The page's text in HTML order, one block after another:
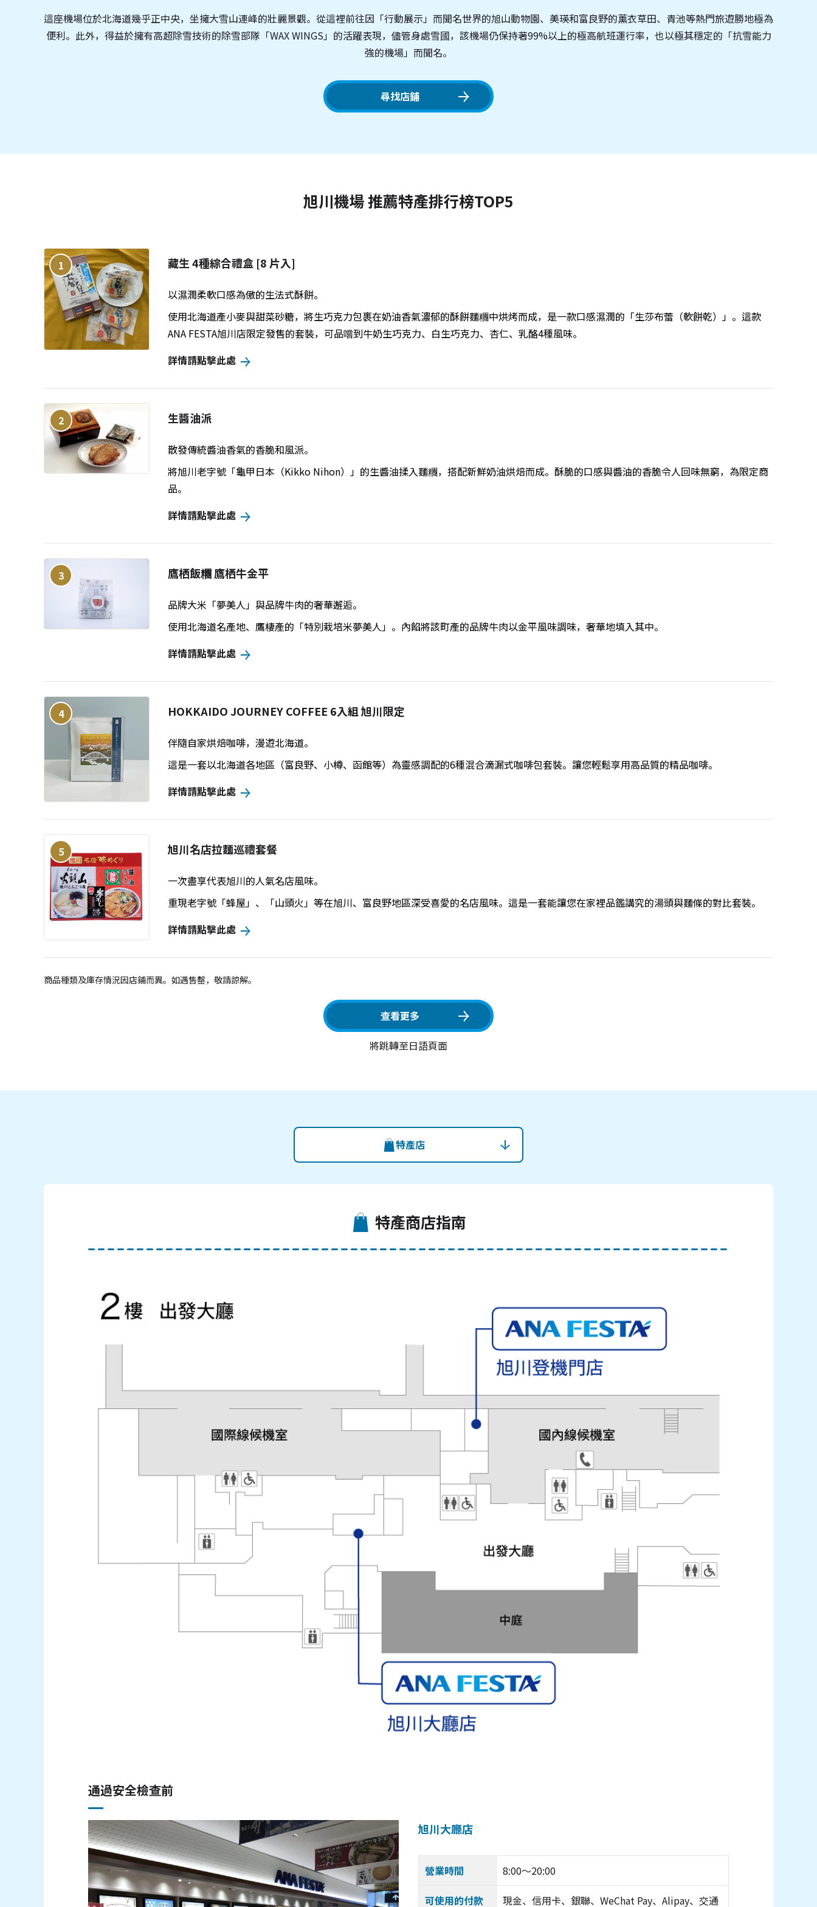
這座機場位於北海道幾乎正中央，坐擁大雪山連峰的壯麗景觀。從這裡前往因「行動展示」而聞名世界的旭山動物園、美瑛和富良野的薰衣草田、青池等熱門旅遊勝地極為
便利。此外，得益於擁有高超除雪技術的除雪部隊「WAX WINGS」的活躍表現，儘管身處雪國，該機場仍保持著99%以上的極高航班運行率，也以極其穩定的「抗雪能力
強的機場」而聞名。
尋找店鋪
旭川機場 推薦特產排行榜TOP5
1 藏生 4種綜合禮盒 [8 片入]
以濕潤柔軟口感為傲的生法式酥餅。
使用北海道產小麥與甜菜砂糖，將生巧克力包裹在奶油香氣濃郁的酥餅麵糰中烘烤而成，是一款口感濕潤的「生莎布蕾（軟餅乾）」。這款
ANA FESTA旭川店限定發售的套裝，可品嚐到牛奶生巧克力、白生巧克力、杏仁、乳酪4種風味。
詳情請點擊此處
2 生醬油派
散發傳統醬油香氣的香脆和風派。
將旭川老字號「龜甲日本（Kikko Nihon）」的生醬油揉入麵糰，搭配新鮮奶油烘焙而成。酥脆的口感與醬油的香脆令人回味無窮，為限定商
品。
詳情請點擊此處
3 鷹栖飯糰 鷹栖牛金平
品牌大米「夢美人」與品牌牛肉的奢華邂逅。
使用北海道名產地、鷹棲產的「特別栽培米夢美人」。內餡將該町產的品牌牛肉以金平風味調味，奢華地填入其中。
詳情請點擊此處
4 HOKKAIDO JOURNEY COFFEE 6入組 旭川限定
伴隨自家烘焙咖啡，漫遊北海道。
這是一套以北海道各地區（富良野、小樽、函館等）為靈感調配的6種混合滴漏式咖啡包套裝。讓您輕鬆享用高品質的精品咖啡。
詳情請點擊此處
5 旭川名店拉麵巡禮套餐
一次盡享代表旭川的人氣名店風味。
重現老字號「蜂屋」、「山頭火」等在旭川、富良野地區深受喜愛的名店風味。這是一套能讓您在家裡品鑑講究的湯頭與麵條的對比套裝。
詳情請點擊此處
商品種類及庫存情況因店鋪而異。如遇售罄，敬請諒解。
查看更多
將跳轉至日語頁面
特產店
特產商店指南
通過安全檢查前
旭川大廳店
營業時間 8:00～20:00
可使用的付款 現金、信用卡、銀聯、WeChat Pay、Alipay、交通